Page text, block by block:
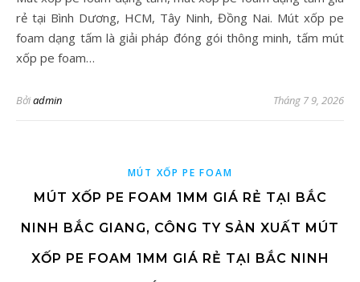
rẻ tại Bình Dương, HCM, Tây Ninh, Đồng Nai. Mút xốp pe
foam dạng tấm là giải pháp đóng gói thông minh, tấm mút
xốp pe foam…
Bởiadmin Tháng 7 9, 2026
MÚT XỐP PE FOAM
MÚT XỐP PE FOAM 1MM GIÁ RẺ TẠI BẮC
NINH BẮC GIANG, CÔNG TY SẢN XUẤT MÚT
XỐP PE FOAM 1MM GIÁ RẺ TẠI BẮC NINH